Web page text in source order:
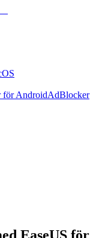
för AndroidAdBlocker
EaseUS för